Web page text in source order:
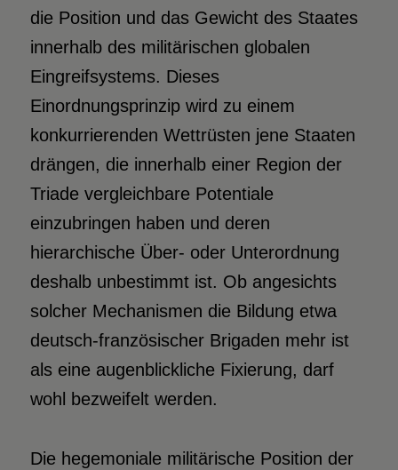
die Position und das Gewicht des Staates
innerhalb des militärischen globalen
Eingreifsystems. Dieses
Einordnungsprinzip wird zu einem
konkurrierenden Wettrüsten jene Staaten
drängen, die innerhalb einer Region der
Triade vergleichbare Potentiale
einzubringen haben und deren
hierarchische Über- oder Unterordnung
deshalb unbestimmt ist. Ob angesichts
solcher Mechanismen die Bildung etwa
deutsch-französischer Brigaden mehr ist
als eine augenblickliche Fixierung, darf
wohl bezweifelt werden.
Die hegemoniale militärische Position der